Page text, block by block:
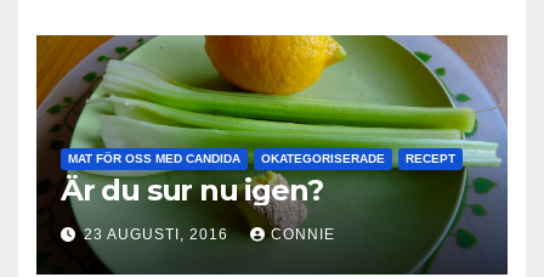
MAT FÖR OSS MED CANDIDA OKATEGORISERADE RECEPT
Är du sur nu igen?
23 AUGUSTI, 2016 CONNIE